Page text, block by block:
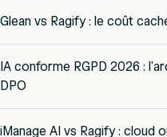
Glean vs Ragify : le coût
IA conforme RGPD 2026 :
DPO
iManage AI vs Ragify : cloud